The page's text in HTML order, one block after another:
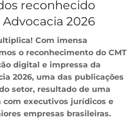
reconhecido
2026
Com imensa
o reconhecimento do CMT
digital e impressa da
2026, uma das publicações
setor, resultado de uma
com executivos jurídicos e
empresas brasileiras.